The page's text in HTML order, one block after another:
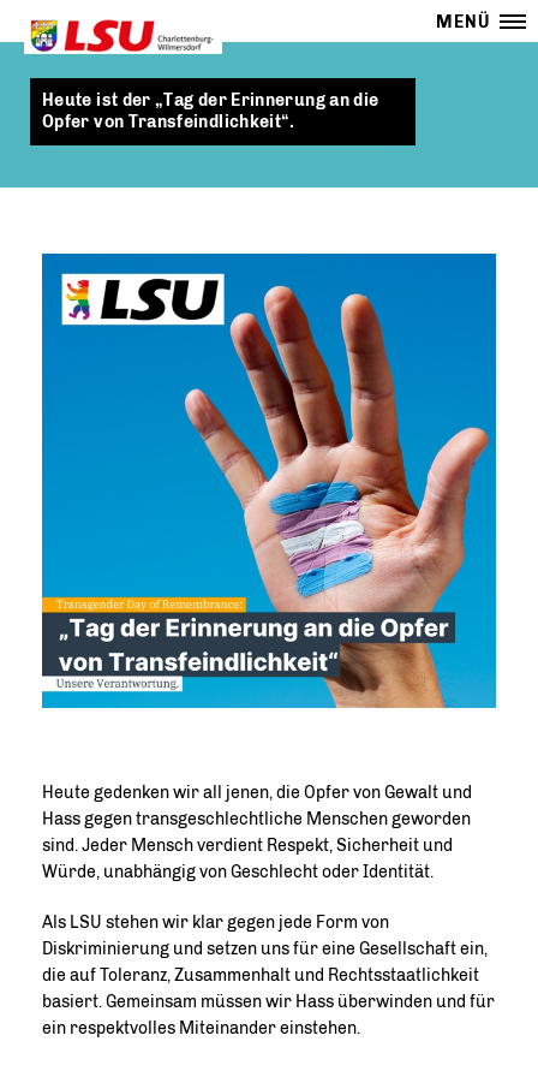
MENÜ
Heute ist der „Tag der Erinnerung an die
Opfer von Transfeindlichkeit“.
Heute gedenken wir all jenen, die Opfer von Gewalt und
Hass gegen transgeschlechtliche Menschen geworden
sind. Jeder Mensch verdient Respekt, Sicherheit und
Würde, unabhängig von Geschlecht oder Identität.
Als LSU stehen wir klar gegen jede Form von
Diskriminierung und setzen uns für eine Gesellschaft ein,
die auf Toleranz, Zusammenhalt und Rechtsstaatlichkeit
basiert. Gemeinsam müssen wir Hass überwinden und für
ein respektvolles Miteinander einstehen.